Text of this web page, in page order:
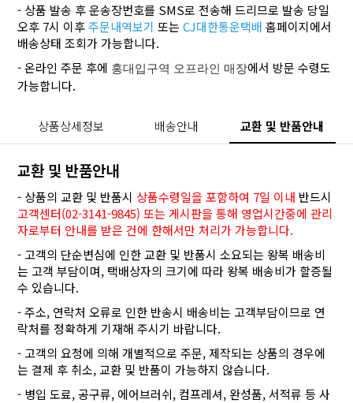
- 상품 발송 후 운송장번호를 SMS로 전송해 드리므로 발송 당일
오후 7시 이후주문내역보기 또는CJ대한통운택배 홈페이지에서
배송상태 조회가 가능합니다.
- 온라인 주문 후에 홍대입구역 오프라인 매장에서 방문 수령도
가능합니다.
상품상세정보 배송안내 교환 및 반품안내
교환 및 반품안내
- 상품의 교환 및 반품시 상품수령일을 포함하여 7일 이내 반드시
고객센터(02-3141-9845) 또는 게시판을 통해 영업시간중에 관리
자로부터 안내를 받은 건에 한해서만 처리가 가능합니다.
- 고객의 단순변심에 인한 교환 및 반품시 소요되는 왕복 배송비
는 고객 부담이며, 택배상자의 크기에 따라 왕복 배송비가 할증될
수 있습니다.
- 주소, 연락처 오류로 인한 반송시 배송비는 고객부담이므로 연
락처를 정확하게 기재해 주시기 바랍니다.
- 고객의 요청에 의해 개별적으로 주문, 제작되는 상품의 경우에
는 결제 후 취소, 교환 및 반품이 가능하지 않습니다.
- 병입 도료, 공구류, 에어브러쉬, 컴프레셔, 완성품, 서적류 등 사